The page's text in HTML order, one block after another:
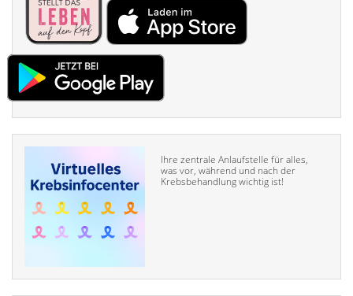
Ihre zentrale Anlaufstelle für alles,
was vor, während und nach der
Krebsbehandlung wichtig ist!